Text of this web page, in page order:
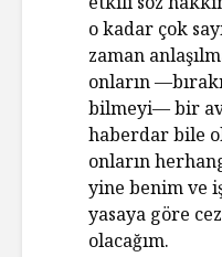
o kadar çok
zaman
onların
bilmeyi— bir
haberdar bile
onların
yine benim ve
yasaya göre
olacağım.